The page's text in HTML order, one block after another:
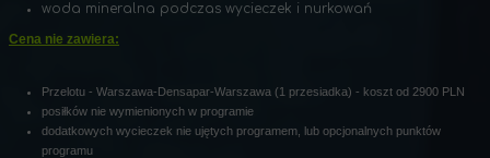
woda mineralna podczas wycieczek i nurkowań
Cena nie zawiera:
Przelotu - Warszawa-Densapar-Warszawa (1 przesiadka) - koszt od 2900 PLN
posiłków nie wymienionych w programie
dodatkowych wycieczek nie ujętych programem, lub opcjonalnych punktów
programu